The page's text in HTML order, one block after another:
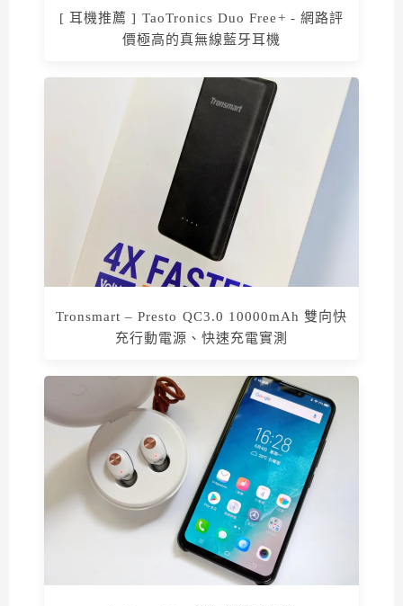
[ 耳機推薦 ] TaoTronics Duo Free+ - 網路評
價極高的真無線藍牙耳機
Tronsmart – Presto QC3.0 10000mAh 雙向快
充行動電源、快速充電實測